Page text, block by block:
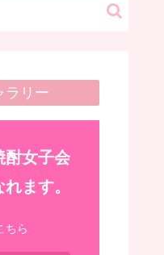
ラリー
酎女子会
ます。
ちら